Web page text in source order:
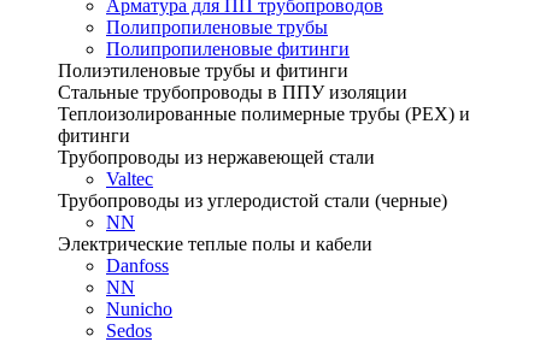
Арматура для ПП трубопроводов
Полипропиленовые трубы
Полипропиленовые фитинги
Полиэтиленовые трубы и фитинги
Стальные трубопроводы в ППУ изоляции
Теплоизолированные полимерные трубы (РЕХ) и
фитинги
Трубопроводы из нержавеющей стали
Valtec
Трубопроводы из углеродистой стали (черные)
NN
Электрические теплые полы и кабели
Danfoss
NN
Nunicho
Sedos